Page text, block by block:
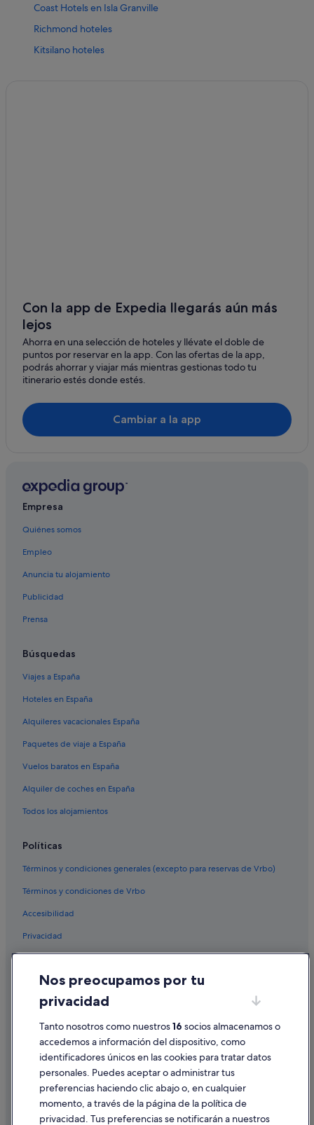
Coast Hotels en Isla Granville
Richmond hoteles
Kitsilano hoteles
Nh Hotels en Vancouver
Centro de Vancouver hoteles
Gastown hoteles
Con la app de Expedia llegarás aún más
lejos
Ahorra en una selección de hoteles y llévate el doble de
puntos por reservar en la app. Con las ofertas de la app,
podrás ahorrar y viajar más mientras gestionas todo tu
itinerario estés donde estés.
Cambiar a la app
Empresa
Quiénes somos
Empleo
Anuncia tu alojamiento
Publicidad
Prensa
Búsquedas
Viajes a España
Hoteles en España
Alquileres vacacionales España
Paquetes de viaje a España
Vuelos baratos en España
Alquiler de coches en España
Todos los alojamientos
Políticas
Términos y condiciones generales (excepto para reservas de Vrbo)
Términos y condiciones de Vrbo
Accesibilidad
Privacidad
Condiciones de uso
Información legal/contacto
Pautas sobre el contenido y cómo denunciar contenido
Ayuda
Cancelar un vuelo
Nos preocupamos por tu
privacidad
Tanto nosotros como nuestros16 socios almacenamos o
accedemos a información del dispositivo, como
identificadores únicos en las cookies para tratar datos
personales. Puedes aceptar o administrar tus
preferencias haciendo clic abajo o, en cualquier
momento, a través de la página de la política de
privacidad. Tus preferencias se notificarán a nuestros